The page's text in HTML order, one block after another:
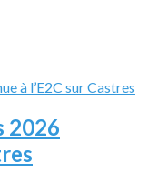
2026